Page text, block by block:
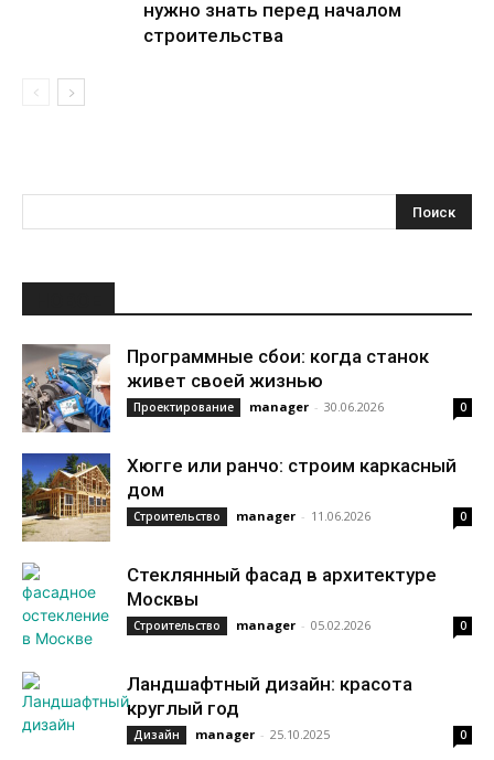
нужно знать перед началом
строительства
Программные сбои: когда станок
живет своей жизнью
Проектирование manager - 30.06.2026 0
Хюгге или ранчо: строим каркасный
дом
Строительство manager - 11.06.2026 0
Стеклянный фасад в архитектуре
Москвы
Строительство manager - 05.02.2026 0
Ландшафтный дизайн: красота
круглый год
Дизайн manager - 25.10.2025 0